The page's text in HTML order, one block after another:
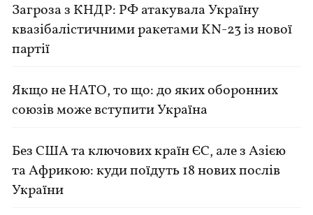
Загроза з КНДР: РФ атакувала Україну
квазібалістичними ракетами KN-23 із нової
партії
Якщо не НАТО, то що: до яких оборонних
союзів може вступити Україна
Без США та ключових країн ЄС, але з Азією
та Африкою: куди поїдуть 18 нових послів
України